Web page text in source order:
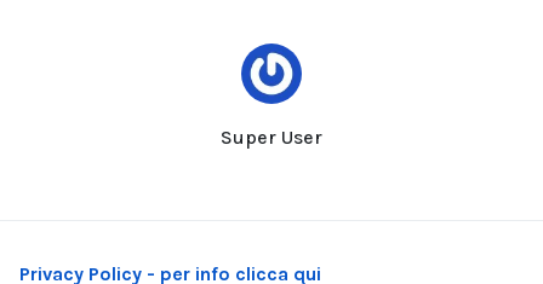
Super User
Privacy Policy - per info clicca qui